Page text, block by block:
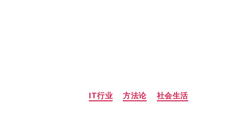
分
类
IT行业 方法论 社会生活